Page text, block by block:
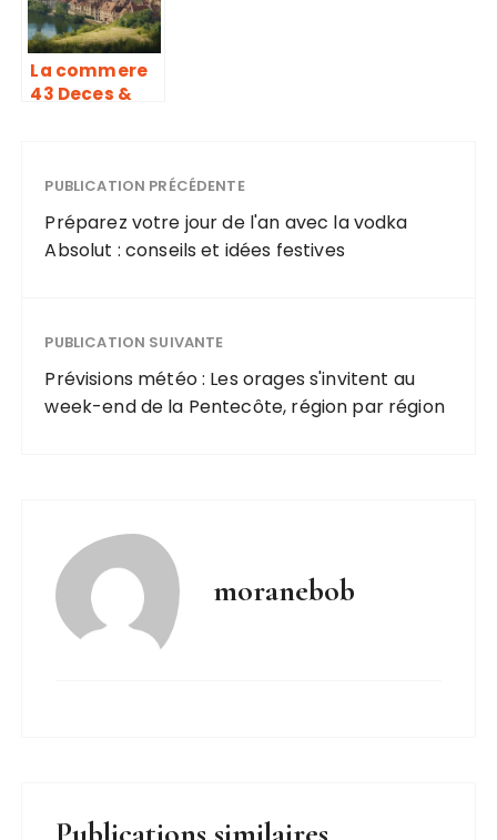
La commere
43 Deces &
Un tragique
accident de
la route
endeuille la
PUBLICATION PRÉCÉDENTE
Préparez votre jour de l'an avec la vodka
Absolut : conseils et idées festives
PUBLICATION SUIVANTE
Prévisions météo : Les orages s'invitent au
week-end de la Pentecôte, région par région
moranebob